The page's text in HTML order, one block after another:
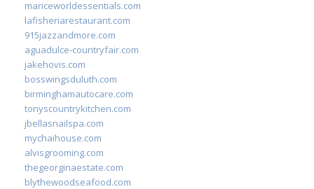
mariceworldessentials.com
lafisheriarestaurant.com
915jazzandmore.com
aguadulce-countryfair.com
jakehovis.com
bosswingsduluth.com
birminghamautocare.com
tonyscountrykitchen.com
jbellasnailspa.com
mychaihouse.com
alvisgrooming.com
thegeorginaestate.com
blythewoodseafood.com